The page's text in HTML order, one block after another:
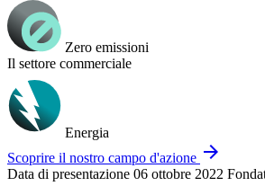
Zero emissioni
Il settore commerciale
Energia
Scoprire il nostro campo d'azione arrow_forward
Data di presentazione 06 ottobre 2022